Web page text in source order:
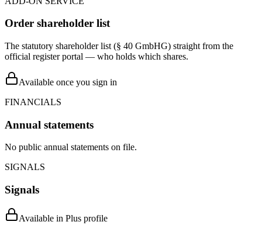
Order shareholder list
The statutory shareholder list (§ 40 GmbHG) straight from the
official register portal — who holds which shares.
Available once you sign in
FINANCIALS
Annual statements
No public annual statements on file.
SIGNALS
Signals
Available in Plus profile